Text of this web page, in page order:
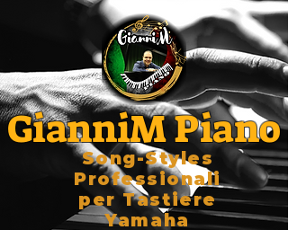
GianniM Piano
Song-Styles
Professionali
per Tastiere
Yamaha